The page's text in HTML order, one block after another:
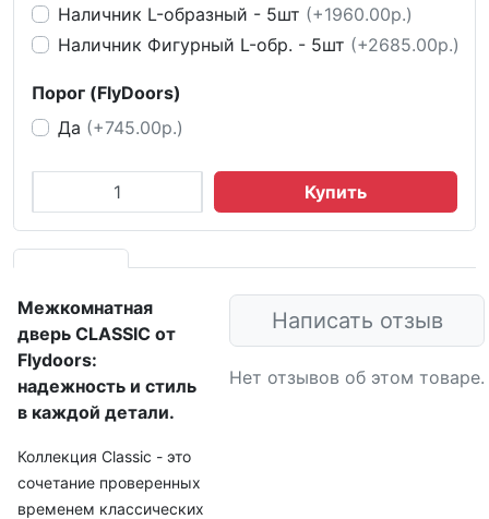
Наличник L-образный - 5шт (+1960.00р.)
Наличник Фигурный L-обр. - 5шт (+2685.00р.)
Порог (FlyDoors)
Да (+745.00р.)
Купить
Межкомнатная
дверь CLASSIC от
Flydoors:
надежность и стиль
в каждой детали.
Коллекция Classic - это
сочетание проверенных
временем классических
Написать отзыв
Нет отзывов об этом товаре.